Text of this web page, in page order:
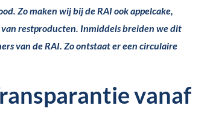
Zo maken wij bij de RAI ook appelcake,
restproducten. Inmiddels breiden we dit
van de RAI. Zo ontstaat er een circulaire
vanaf